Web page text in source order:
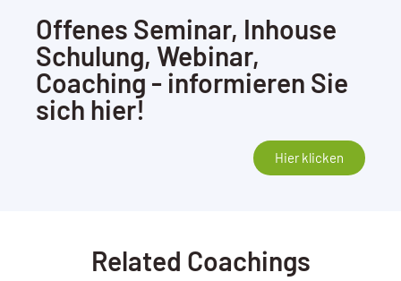
Offenes Seminar, Inhouse
Schulung, Webinar,
Coaching - informieren Sie
sich hier!
Hier klicken
Related Coachings